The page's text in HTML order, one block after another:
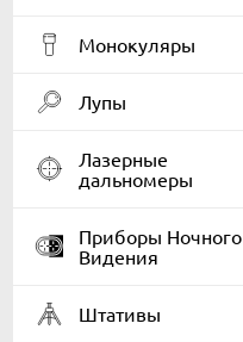
Монокуляры
Лупы
Лазерные
дальномеры
Приборы Ночного
Видения
Штативы